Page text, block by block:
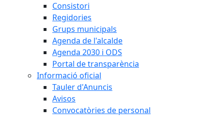
Consistori
Regidories
Grups municipals
Agenda de l'alcalde
Agenda 2030 i ODS
Portal de transparència
Informació oficial
Tauler d'Anuncis
Avisos
Convocatòries de personal